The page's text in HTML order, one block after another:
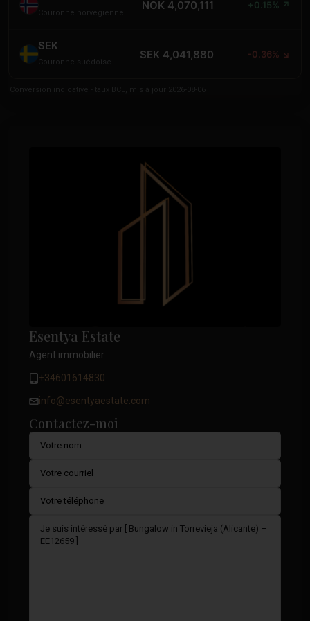
Couronne norvégienne
NOK 4,070,111 +0.15% ↗
SEK
Couronne suédoise
SEK 4,041,880 -0.36% ↘
Esentya Estate
Agent immobilier
+34601614830
info@esentyaestate.com
Contactez-moi